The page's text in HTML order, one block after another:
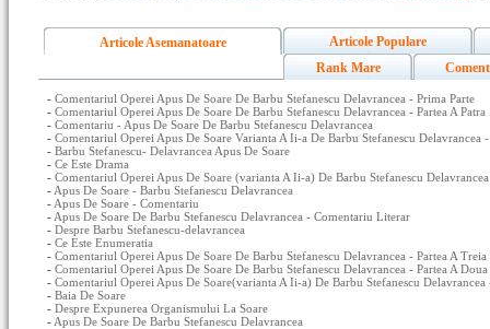
Articole Asemanatoare
Articole Populare
Rank Mare
- Comentariul Operei Apus De Soare De Barbu Stefanescu Delavrancea - Prima Parte
- Comentariul Operei Apus De Soare De Barbu Stefanescu Delavrancea - Partea A Patra
- Comentariu - Apus De Soare De Barbu Stefanescu Delavrancea
- Comentariul Operei Apus De Soare Varianta A Ii-a De Barbu Stefanescu Delavrancea
- Barbu Stefanescu- Delavrancea Apus De Soare
- Ce Este Drama
- Comentariul Operei Apus De Soare (varianta A Ii-a) De Barbu Stefanescu Delavrancea
- Apus De Soare - Barbu Stefanescu Delavrancea
- Apus De Soare - Comentariu
- Apus De Soare De Barbu Stefanescu Delavrancea - Comentariu Literar
- Despre Barbu Stefanescu-delavrancea
- Ce Este Enumeratia
- Comentariul Operei Apus De Soare De Barbu Stefanescu Delavrancea - Partea A Treia
- Comentariul Operei Apus De Soare De Barbu Stefanescu Delavrancea - Partea A Doua
- Comentariul Operei Apus De Soare(varianta A Ii-a) De Barbu Stefanescu Delavrancea
- Baia De Soare
- Despre Expunerea Organismului La Soare
- Apus De Soare De Barbu Stefanescu Delavrancea